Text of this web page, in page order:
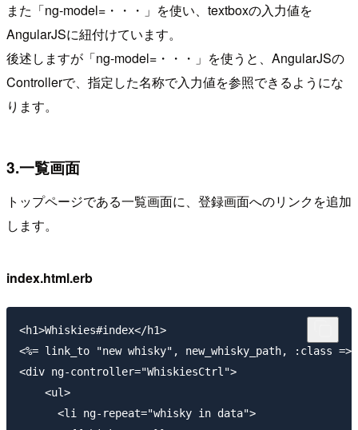
また「ng-model=・・・」を使い、textboxの入力値を
AngularJSに紐付けています。
後述しますが「ng-model=・・・」を使うと、AngularJSの
Controllerで、指定した名称で入力値を参照できるようにな
ります。
3.一覧画面
トップページである一覧画面に、登録画面へのリンクを追加
します。
index.html.erb
<h1>Whiskies#index</h1>
<%= link_to "new whisky", new_whisky_path, :class
<div ng-controller="WhiskiesCtrl">
    <ul>
      <li ng-repeat="whisky in data">